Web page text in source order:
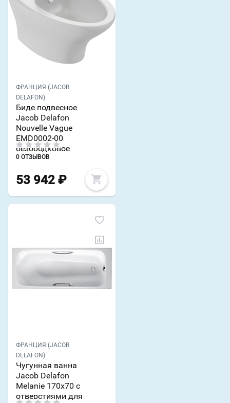
ФРАНЦИЯ (JACOB
DELAFON)
Биде подвесное
Jacob Delafon
Nouvelle Vague
EMD0002-00
безободковое
0 ОТЗЫВОВ
53 942 ₽
ФРАНЦИЯ (JACOB
DELAFON)
Чугунная ванна
Jacob Delafon
Melanie 170х70 с
отверстиями для